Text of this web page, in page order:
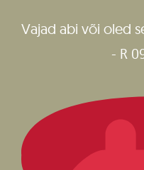
Vajad abi või oled
- R